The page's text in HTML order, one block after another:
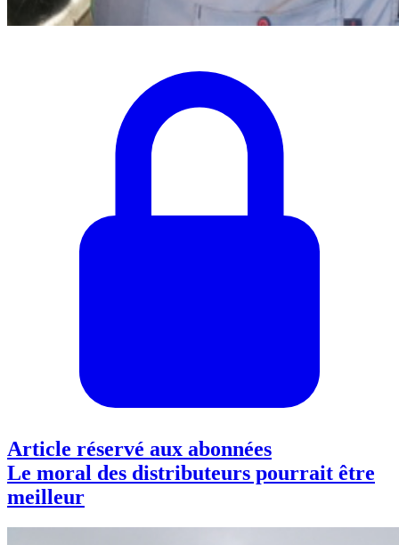
Article réservé aux abonnées
Le moral des distributeurs pourrait être
meilleur